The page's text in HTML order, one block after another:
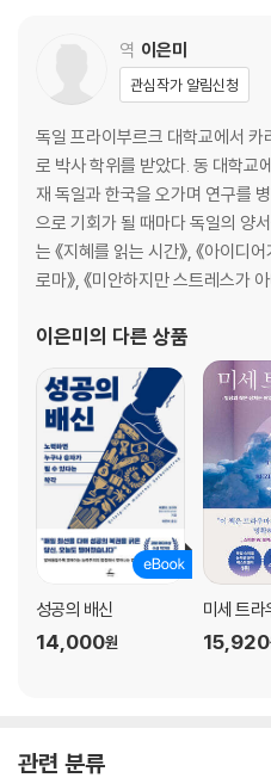
두 배로 힘들면 두 배로 건강할까?
고강도 운동이 게으름뱅이에게는 딱이
내 혈당 수치를 높인 뜻밖의 범인
우리에겐 보다 다양한 활동이 필요하
엄청난 게으름뱅이라면 프리스타일
반쪽짜리 진실로 만족하지 말자
7 게으름뱅이를 위한 프리스타일 운
거리가 정말로 중요할까?
월 푸시업 | 다이아몬드 푸시업 | 월
의자 크런치 | 의자 삼두근 딥 | 전문
8 몸 근육이 건강에 중요한 진짜 이유
움직이고만 있는가, 운동하고 있는가
목표가 정해진 운동이 더 가치 있다
동기만큼이나 다양한 근력운동
천천히 없어져가는 근육들을 지키자
힘 없는 건강은 있을 수 없어!
근육은 종종 우리를 속인다
운동의 역효과를 피하는 방법
9 땀 흘림은 진정 의미 있는 일!
최대산소섭취량은 게으름뱅이에게도
10 늘 순환 반복! 게으름뱅이의 부스터
역 이은미
관심작가 알림신청
독일 프라이부르크 대학교에서
로 박사 학위를 받았다. 동 대학교
재 독일과 한국을 오가며 연구를
으로 기회가 될 때마다 독일의 양
는 《지혜를 읽는 시간》, 《아이디
로마》, 《미안하지만 스트레스가
이은미 의 다른 상품
성공의 배신
14,000원
미세 트라
15,920
관련 분류